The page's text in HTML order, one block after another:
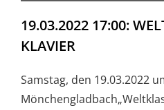
19.03.2022 17:00:
KLAVIER
Samstag, den 19.03.2022